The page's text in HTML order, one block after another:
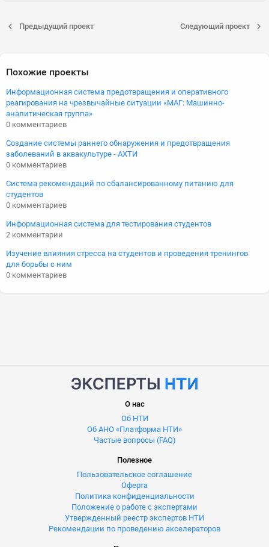
Предыдущий проект Следующий проект
Похожие проекты
Информационная система предотвращения и оперативного
реагирования на чрезвычайные ситуации «МАГ: Машинно-
аналитическая группа»
0 комментариев
Создание системы раннего обнаружения и предотвращения
заболеваний в аквакультуре - АХТИ
0 комментариев
Система рекомендаций по сбалансированному питанию для
студентов
0 комментариев
Информационная система для тестирования студентов
2 комментарии
Изучение влияния стресса на студентов и проведения тренингов
для борьбы с ним
0 комментариев
О нас
Об НТИ
Об АНО «Платформа НТИ»
Частые вопросы (FAQ)
Полезное
Пользовательское соглашение
Оферта
Политика конфиденциальности
Положение о работе с экспертами
Утвержденный реестр экспертов НТИ
Рекомендации по проведению акселераторов